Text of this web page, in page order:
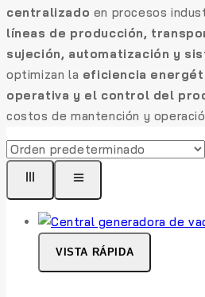
centralizado en procesos
líneas de producción,
sujeción, automatización y
optimizan la eficiencia
operativa y el control del
costos de mantención y
VISTA RÁPIDA